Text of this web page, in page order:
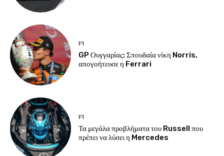
F1
GP Ουγγαρίας: Σπουδαία νίκη Norris,
απογοήτευσε η Ferrari
F1
Τα μεγάλα προβλήματα του Russell που
πρέπει να λύσει η Mercedes